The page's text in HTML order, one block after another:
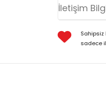
İletişim
sadece